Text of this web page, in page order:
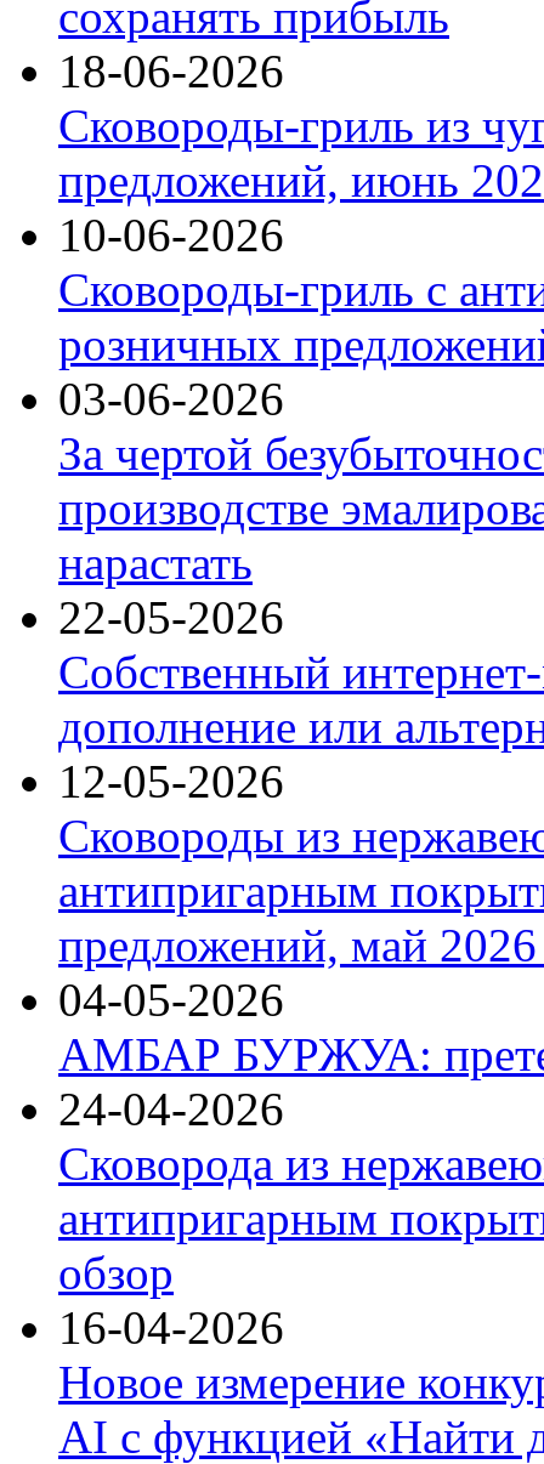
сохранять прибыль
18-06-2026
Сковороды-гриль из
предложений, июнь
10-06-2026
Сковороды-гриль с
розничных
03-06-2026
За чертой
производстве
нарастать
22-05-2026
Собственный
дополнение или
12-05-2026
Сковороды из
антипригарным
предложений, май 2026
04-05-2026
АМБАР БУРЖУА:
24-04-2026
Сковорода из
антипригарным
обзор
16-04-2026
Новое измерение
AI с функцией «Найти